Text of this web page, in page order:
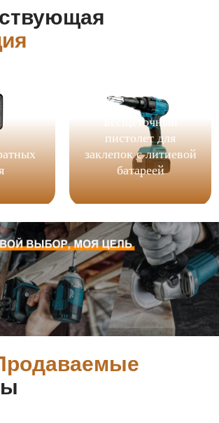
Бесщеточный
пистолет для
заклепок с литиевой
батареей